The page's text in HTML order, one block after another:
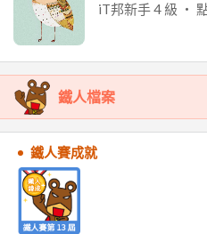
iT邦新手4 級 ‧
鐵人檔案
鐵人賽成就